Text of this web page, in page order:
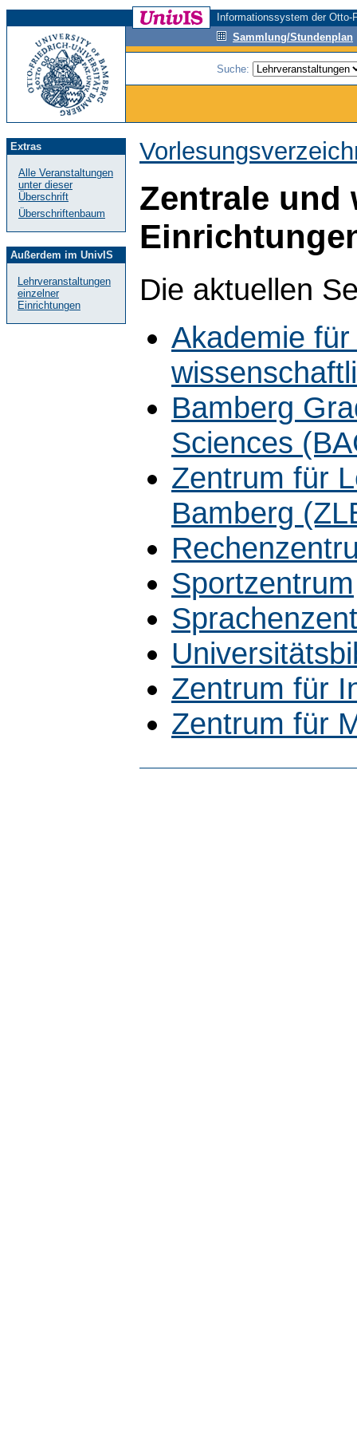
Informationssystem der
Sammlung/Stundenplan
Suche:
Extras
Alle Veranstaltungen
unter dieser
Überschrift
Überschriftenbaum
Außerdem im UnivIS
Lehrveranstaltungen
einzelner
Einrichtungen
Zentrale und
Die aktuellen
Akademie
Bamberg
Sciences
Zentrum für
Bamberg
Sportzentrum
Zentrum für
Zentrum für